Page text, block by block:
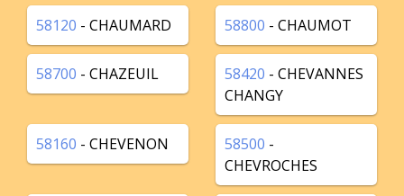
58120 - CHAUMARD 58800 - CHAUMOT
58700 - CHAZEUIL 58420 - CHEVANNES
CHANGY
58160 - CHEVENON 58500 -
CHEVROCHES